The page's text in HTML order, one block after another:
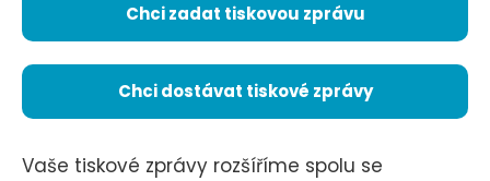
Chci zadat tiskovou zprávu
Chci dostávat tiskové zprávy
Vaše tiskové zprávy rozšíříme spolu se